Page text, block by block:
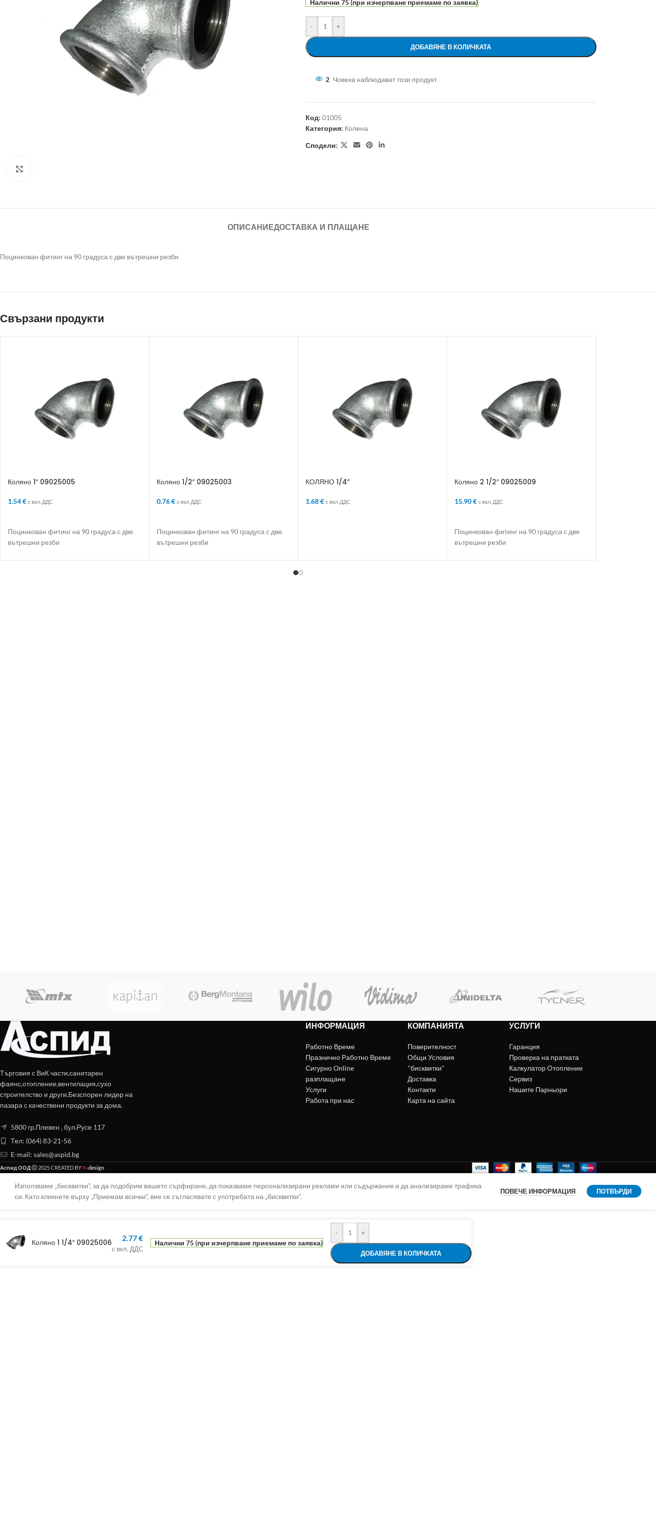
Налични 75 (при изчерпване приемаме по заявка)
- +
ДОБАВЯНЕ В КОЛИЧКАТА
2 Човека наблюдават този продукт
Код: 01005
Категория: Колена
Сподели:
ОПИСАНИЕДОСТАВКА И ПЛАЩАНЕ
Поцинкован фитинг на 90 градуса с две вътрешни резби
Свързани продукти
Коляно 1″ 09025005
1.54€ с вкл. ДДС
Поцинкован фитинг на 90 градуса с две
вътрешни резби
Коляно 1/2″ 09025003
0.76€ с вкл. ДДС
Поцинкован фитинг на 90 градуса с две
вътрешни резби
КОЛЯНО 1/4”
1.68€ с вкл. ДДС
Коляно 2 1/2″ 09025009
15.90€ с вкл. ДДС
Поцинкован фитинг на 90 градуса с две
вътрешни резби
Търговия с ВиК части,санитарен
фаянс,отопление,вентилация,сухо
строителство и други.Безспорен лидер на
пазара с качествени продукти за дома.
5800 гр.Плевен , бул.Русе 117
Тел: (064) 83-21-56
E-mail: sales@aspid.bg
ИНФОРМАЦИЯ
Работно Време
Празнично Работно Време
Сигурно Online
разплащане
Услуги
Работа при нас
КОМПАНИЯТА
Поверителност
Общи Условия
"бисквитки"
Доставка
Контакти
Карта на сайта
УСЛУГИ
Гаранция
Проверка на пратката
Калкулатор Отопление
Сервиз
Нашите Парньори
Аспид ООД 2025 CREATED BY K-design
Използваме „бисквитки“, за да подобрим вашето сърфиране, да показваме персонализирани реклами или съдържание и да анализираме трафика
си. Като кликнете върху „Приемам всички“, вие се съгласявате с употребата на „бисквитки“.
ПОВЕЧЕ ИНФОРМАЦИЯ ПОТВЪРДИ
Коляно 1 1/4″ 09025006 2.77€
с вкл. ДДС
Налични 75 (при изчерпване приемаме по заявка)
- +
ДОБАВЯНЕ В КОЛИЧКАТА